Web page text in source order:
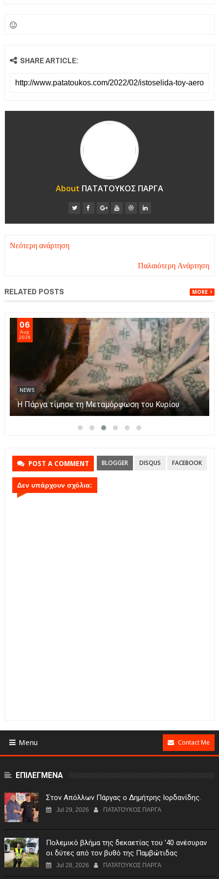
SHARE ARTICLE:
About ΠΑΤΑΤΟΥΚΟΣ ΠΑΡΓΑ
Νεότερη ανάρτηση
Παλαιότερη Ανάρτηση
RELATED POSTS MORE
06
Aug
2026
NEWS
Η Πάργα τίμησε τη Μεταμόρφωση του Κυρίου
POST A COMMENT BLOGGER DISQUS FACEBOOK
Δεν υπάρχουν σχόλια:
Menu Contact Me
ΕΠΙΛΕΓΜΕΝΑ
Στον Απόλλων Πάργας ο Δημήτρης Ιορδανίδης.
Jul 29, 2026 ΠΑΤΑΤΟΥΚΟΣ ΠΑΡΓΑ
Πολεμικό βλήμα της δεκαετίας του ’40 ανέσυραν
οι δύτες από τον βυθό της Παμβώτιδας
Jul 28, 2026 ΠΑΤΑΤΟΥΚΟΣ ΠΑΡΓΑ